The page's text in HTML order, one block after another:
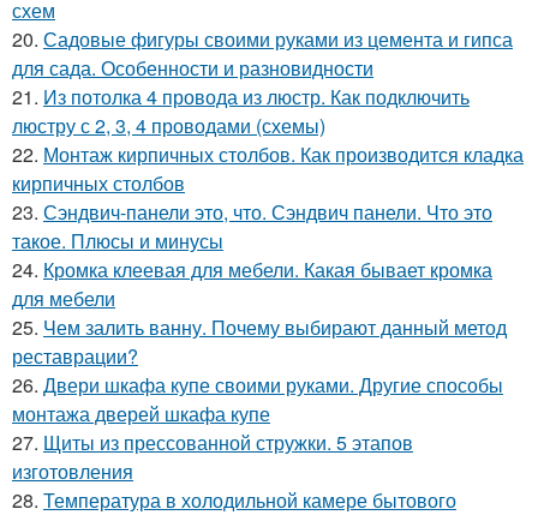
схем
20. Садовые фигуры своими руками из цемента и гипса
для сада. Особенности и разновидности
21. Из потолка 4 провода из люстр. Как подключить
люстру с 2, 3, 4 проводами (схемы)
22. Монтаж кирпичных столбов. Как производится кладка
кирпичных столбов
23. Сэндвич-панели это, что. Сэндвич панели. Что это
такое. Плюсы и минусы
24. Кромка клеевая для мебели. Какая бывает кромка
для мебели
25. Чем залить ванну. Почему выбирают данный метод
реставрации?
26. Двери шкафа купе своими руками. Другие способы
монтажа дверей шкафа купе
27. Щиты из прессованной стружки. 5 этапов
изготовления
28. Температура в холодильной камере бытового